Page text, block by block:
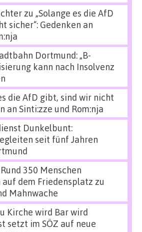
zu „Solange es die AfD
sicher“: Gedenken an
Dortmund: „B-
kann nach Insolvenz
die AfD gibt, sind wir nicht
an Sinti:zze und Rom:nja
Dunkelbunt:
seit fünf Jahren
Rund 350 Menschen
dem Friedensplatz zu
Mahnwache
Kirche wird Bar wird
setzt im SÖZ auf neue